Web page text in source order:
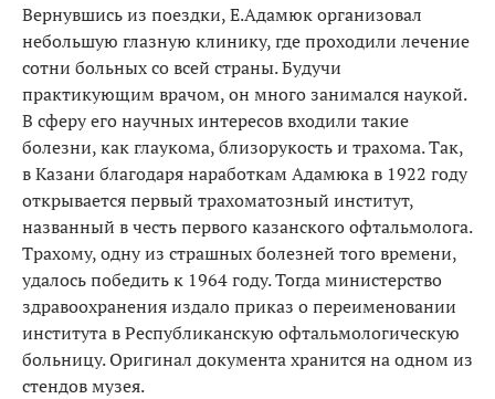
Вернувшись из поездки, Е.Адамюк организовал
небольшую глазную клинику, где проходили лечение
сотни больных со всей страны. Будучи
практикующим врачом, он много занимался наукой.
В сферу его научных интересов входили такие
болезни, как глаукома, близорукость и трахома. Так,
в Казани благодаря наработкам Адамюка в 1922 году
открывается первый трахоматозный институт,
названный в честь первого казанского офтальмолога.
Трахому, одну из страшных болезней того времени,
удалось победить к 1964 году. Тогда министерство
здравоохранения издало приказ о переименовании
института в Республиканскую офтальмологическую
больницу. Оригинал документа хранится на одном из
стендов музея.